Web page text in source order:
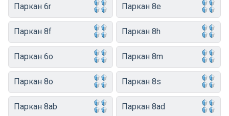
Паркан 6r Паркан 8e
Паркан 8f Паркан 8h
Паркан 6o Паркан 8m
Паркан 8o Паркан 8s
Паркан 8ab Паркан 8ad